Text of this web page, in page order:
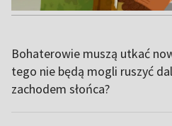
Bohaterowie muszą utkać
tego nie będą mogli ruszyć
zachodem słońca?